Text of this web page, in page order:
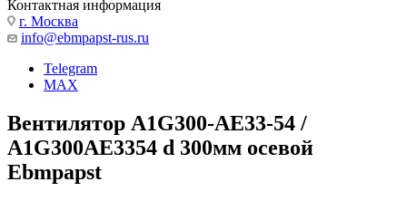
Контактная информация
г. Москва
info@ebmpapst-rus.ru
Telegram
MAX
Вентилятор A1G300-AE33-54 /
A1G300AE3354 d 300мм осевой
Ebmpapst